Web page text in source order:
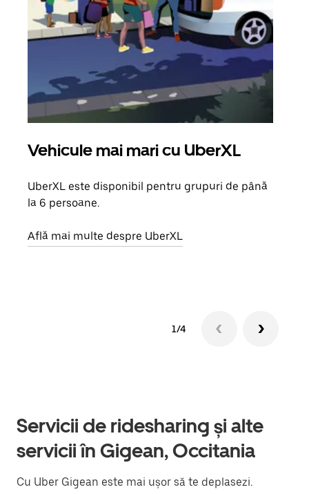
Vehicule mai mari cu UberXL
UberXL este disponibil pentru grupuri de până
la 6 persoane.
Află mai multe despre UberXL
1/4
Servicii de ridesharing și alte
servicii în Gigean, Occitania
Cu Uber Gigean este mai ușor să te deplasezi.